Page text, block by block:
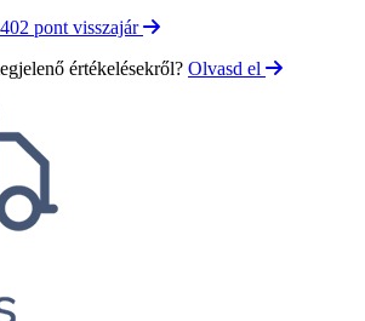
pont visszajár
értékelésekről? Olvasd el